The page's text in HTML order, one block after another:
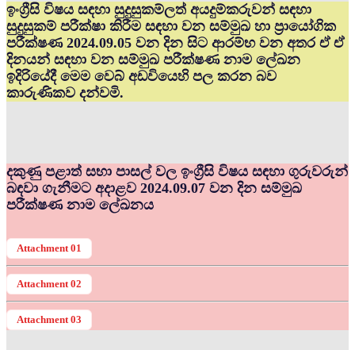
ඉංග්‍රීසි විෂය සඳහා සුදුසුකම්ලත් අයදුම්කරුවන් සඳහා
සුදුසුකම් පරීක්ෂා කිරීම සඳහා වන සම්මුඛ හා ප්‍රායෝගික
පරීක්ෂණ 2024.09.05 වන දින සිට ආරම්භ වන අතර ඒ ඒ
දිනයන් සඳහා වන සම්මුඛ පරීක්ෂණ නාම ලේඛන
ඉදිරියේදී මෙම වෙබ් අඩවියෙහි පල කරන බව
කාරුණිකව දන්වමි.
දකුණු පළාත් සභා පාසල් වල ඉංග්‍රීසි විෂය සඳහා ගුරුවරුන්
බඳවා ගැනීමට අදාළව 2024.09.07 වන දින සම්මුඛ
පරීක්ෂණ නාම ලේඛනය
Attachment 01
Attachment 02
Attachment 03